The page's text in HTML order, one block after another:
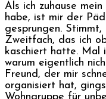
Als ich zuhause
habe, ist mir der
gesprungen.
Zweitfach, das ich
kaschiert hatte. Mal
warum eigentlich
Freund, der mir
organisiert hat,